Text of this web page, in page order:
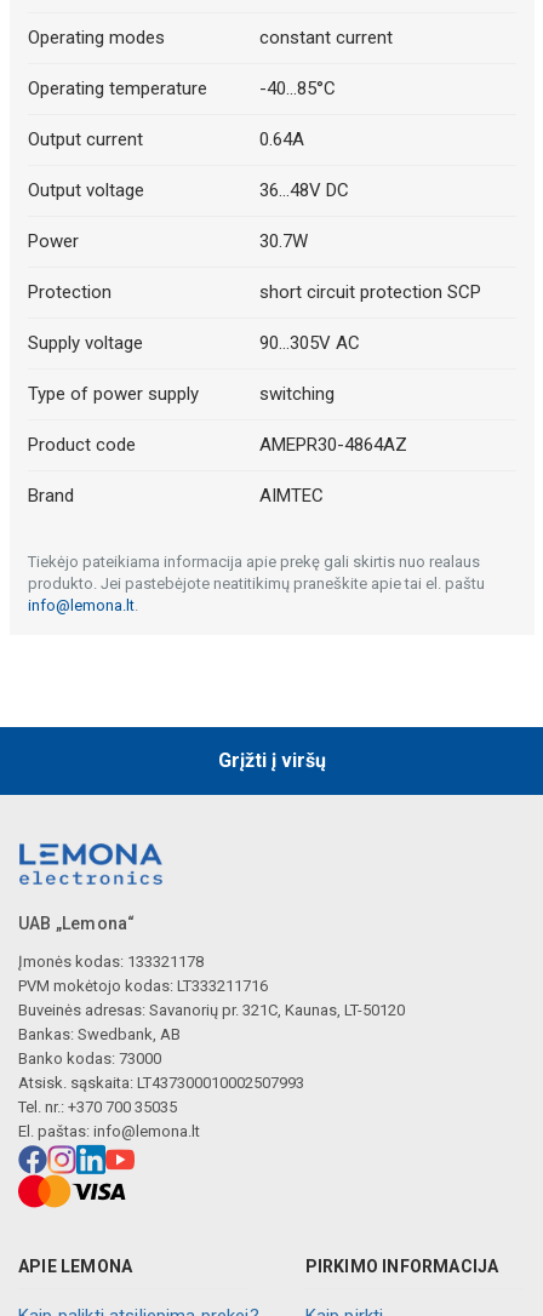
Operating modes constant current
Operating temperature -40...85°C
Output current 0.64A
Output voltage 36...48V DC
Power 30.7W
Protection short circuit protection SCP
Supply voltage 90...305V AC
Type of power supply switching
Product code AMEPR30-4864AZ
Brand AIMTEC
Tiekėjo pateikiama informacija apie prekę gali skirtis nuo realaus
produkto. Jei pastebėjote neatitikimų praneškite apie tai el. paštu
info@lemona.lt.
Grįžti į viršų
UAB „Lemona“
Įmonės kodas: 133321178
PVM mokėtojo kodas: LT333211716
Buveinės adresas: Savanorių pr. 321C, Kaunas, LT-50120
Bankas: Swedbank, AB
Banko kodas: 73000
Atsisk. sąskaita: LT437300010002507993
Tel. nr.: +370 700 35035
El. paštas: info@lemona.lt
APIE LEMONA PIRKIMO INFORMACIJA